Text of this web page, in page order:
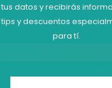
tus datos y recibirás
tips y descuentos
para tí.